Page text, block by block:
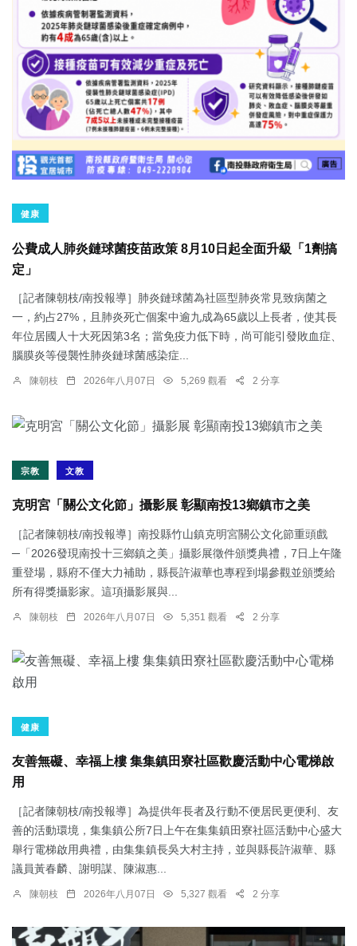
健康
公費成人肺炎鏈球菌疫苗政策 8月10日起全面升級「1劑搞
定」
［記者陳朝枝/南投報導］肺炎鏈球菌為社區型肺炎常見致病菌之
一，約占27%，且肺炎死亡個案中逾九成為65歲以上長者，使其長
年位居國人十大死因第3名；當免疫力低下時，尚可能引發敗血症、
腦膜炎等侵襲性肺炎鏈球菌感染症...
陳朝枝 2026年八月07日 5,269 觀看 2 分享
宗教 文教
克明宮「關公文化節」攝影展 彰顯南投13鄉鎮市之美
［記者陳朝枝/南投報導］南投縣竹山鎮克明宮關公文化節重頭戲
─「2026發現南投十三鄉鎮之美」攝影展徵件頒獎典禮，7日上午隆
重登場，縣府不僅大力補助，縣長許淑華也專程到場參觀並頒獎給
所有得獎攝影家。這項攝影展與...
陳朝枝 2026年八月07日 5,351 觀看 2 分享
健康
友善無礙、幸福上樓 集集鎮田寮社區歡慶活動中心電梯啟
用
［記者陳朝枝/南投報導］為提供年長者及行動不便居民更便利、友
善的活動環境，集集鎮公所7日上午在集集鎮田寮社區活動中心盛大
舉行電梯啟用典禮，由集集鎮長吳大村主持，並與縣長許淑華、縣
議員黃春麟、謝明謀、陳淑惠...
陳朝枝 2026年八月07日 5,327 觀看 2 分享